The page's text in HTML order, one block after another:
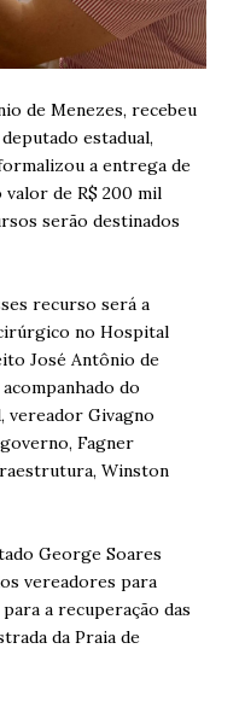
de Menezes, recebeu
estadual,
a entrega de
valor de R$ 200 mil
serão destinados
recurso será a
no Hospital
José Antônio de
do
vereador Givagno
Fagner
Winston
George Soares
vereadores para
a recuperação das
da Praia de